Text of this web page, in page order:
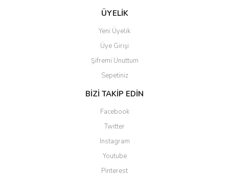
ÜYELİK
Yeni Üyelik
Üye Girişi
Şifremi Unuttum
Sepetiniz
BİZİ TAKİP EDİN
Facebook
Twitter
Instagram
Youtube
Pinterest